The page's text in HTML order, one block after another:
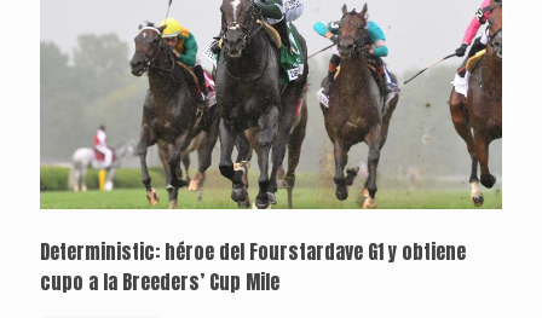
Deterministic: héroe del Fourstardave G1 y obtiene
cupo a la Breeders’ Cup Mile